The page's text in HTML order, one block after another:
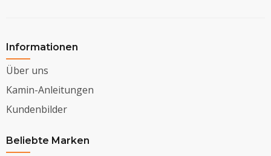
Informationen
Über uns
Kamin-Anleitungen
Kundenbilder
Beliebte Marken